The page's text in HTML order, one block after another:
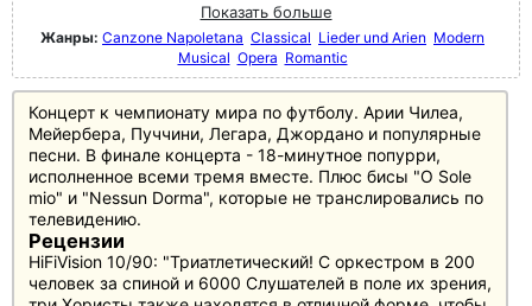
Показать больше
Жанры: Canzone Napoletana Classical Lieder und Arien Modern
Musical Opera Romantic
Концерт к чемпионату мира по футболу. Арии Чилеа,
Мейербера, Пуччини, Легара, Джордано и популярные
песни. В финале концерта - 18-минутное попурри,
исполненное всеми тремя вместе. Плюс бисы "O Sole
mio" и "Nessun Dorma", которые не транслировались по
телевидению.
Рецензии
HiFiVision 10/90: "Триатлетический! С оркестром в 200
человек за спиной и 6000 Слушателей в поле их зрения,